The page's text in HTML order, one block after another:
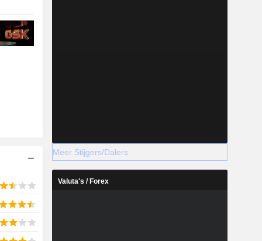
Meer Stijgers/Dalers
Valuta's / Forex